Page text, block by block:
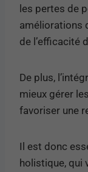
les pertes de
améliorations
de l’efficacité
De plus,
mieux gérer
favoriser une
Il est donc
holistique, qui